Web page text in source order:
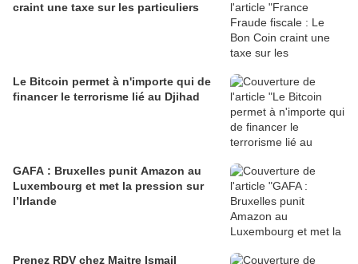
craint une taxe sur les particuliers
Le Bitcoin permet à n'importe qui de
financer le terrorisme lié au Djihad
GAFA : Bruxelles punit Amazon au
Luxembourg et met la pression sur
l’Irlande
Prenez RDV chez Maitre Ismail